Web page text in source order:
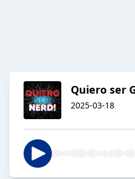
Quiero ser
2025-03-18